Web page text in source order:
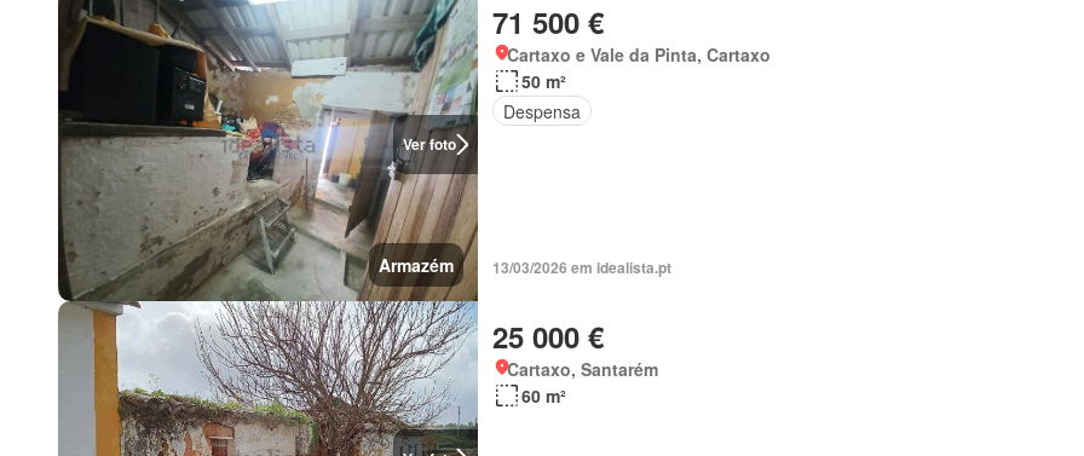
Ver foto
Armazém
71 500 €
Cartaxo e Vale da Pinta, Cartaxo
50 m²
Despensa
13/03/2026 em idealista.pt
25 000 €
Cartaxo, Santarém
60 m²